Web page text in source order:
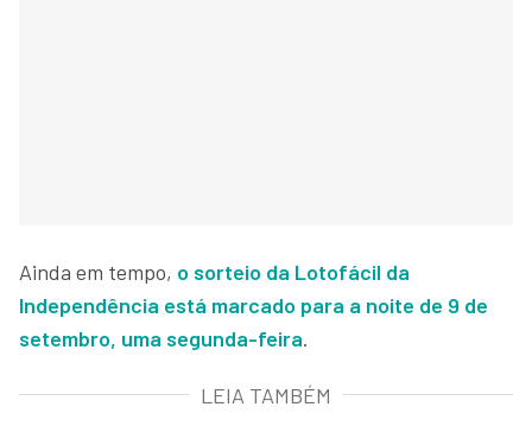
Ainda em tempo, o sorteio da Lotofácil da
Independência está marcado para a noite de 9 de
setembro, uma segunda-feira.
LEIA TAMBÉM